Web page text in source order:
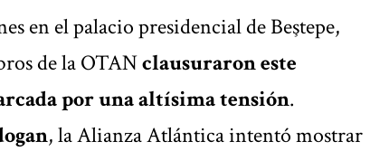
en el palacio presidencial de Beştepe,
de la OTANclausuraron este
por una altísima tensión.
, la Alianza Atlántica intentó mostrar